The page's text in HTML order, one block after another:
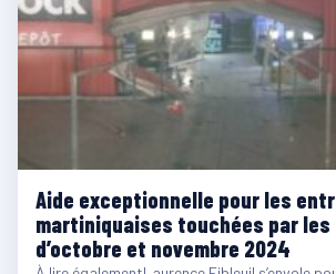
Aide exceptionnelle pour les
martiniquaises touchées par
d’octobre et novembre 2024